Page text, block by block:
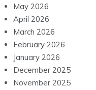
May 2026
April 2026
March 2026
February 2026
January 2026
December 2025
November 2025